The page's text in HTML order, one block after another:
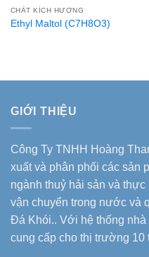
CHẤT KÍCH HƯƠNG
Ethyl Maltol (C7H8O3)
GIỚI THIỆU
Công Ty TNHH Hoàng
xuất và phân phối các sản
ngành thuỷ hải sản và
vận chuyển trong nước và
Đá Khói.. Với hệ thống nhà
cung cấp cho thị trường 10